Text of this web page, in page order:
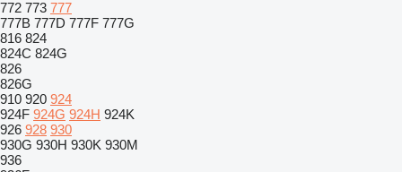
772 773 777
777B 777D 777F 777G
816 824
824C 824G
826
826G
910 920 924
924F 924G 924H 924K
926 928 930
930G 930H 930K 930M
936